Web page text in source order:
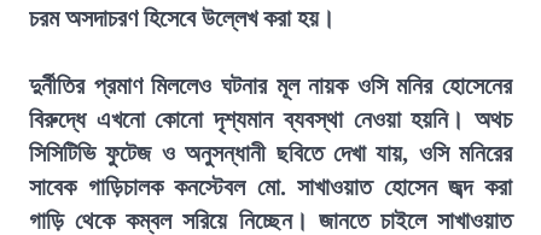
চরম অসদাচরণ হিসেবে উল্লেখ করা হয়।
দুর্নীতির প্রমাণ মিললেও ঘটনার মূল নায়ক ওসি মনির হোসেনের
বিরুদ্ধে এখনো কোনো দৃশ্যমান ব্যবস্থা নেওয়া হয়নি। অথচ
সিসিটিভি ফুটেজ ও অনুসন্ধানী ছবিতে দেখা যায়, ওসি মনিরের
সাবেক গাড়িচালক কনস্টেবল মো. সাখাওয়াত হোসেন জব্দ করা
গাড়ি থেকে কম্বল সরিয়ে নিচ্ছেন। জানতে চাইলে সাখাওয়াত